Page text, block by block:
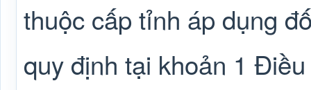
thuộc cấp tỉnh áp dụng
quy định tại khoản 1